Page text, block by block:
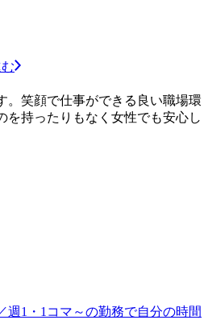
。笑顔で仕事ができる良い職場環
を持ったりもなく女性でも安心し
週1・1コマ～の勤務で自分の時間